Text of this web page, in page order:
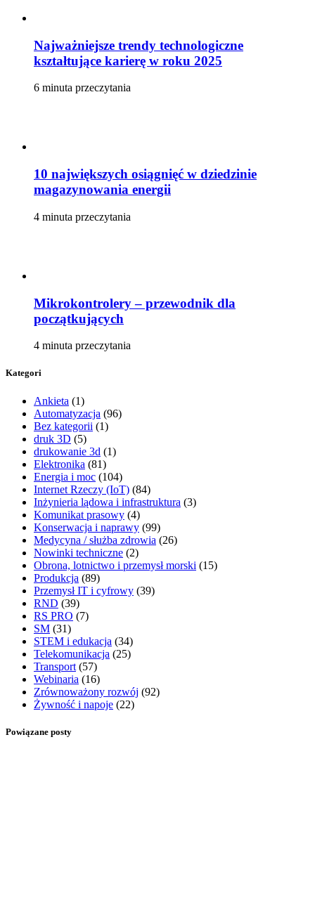
Najważniejsze trendy technologiczne
kształtujące karierę w roku 2025
6 minuta przeczytania
10 największych osiągnięć w dziedzinie
magazynowania energii
4 minuta przeczytania
Mikrokontrolery – przewodnik dla
początkujących
4 minuta przeczytania
Kategori
Ankieta (1)
Automatyzacja (96)
Bez kategorii (1)
druk 3D (5)
drukowanie 3d (1)
Elektronika (81)
Energia i moc (104)
Internet Rzeczy (IoT) (84)
Inżynieria lądowa i infrastruktura (3)
Komunikat prasowy (4)
Konserwacja i naprawy (99)
Medycyna / służba zdrowia (26)
Nowinki techniczne (2)
Obrona, lotnictwo i przemysł morski (15)
Produkcja (89)
Przemysł IT i cyfrowy (39)
RND (39)
RS PRO (7)
SM (31)
STEM i edukacja (34)
Telekomunikacja (25)
Transport (57)
Webinaria (16)
Zrównoważony rozwój (92)
Żywność i napoje (22)
Powiązane posty